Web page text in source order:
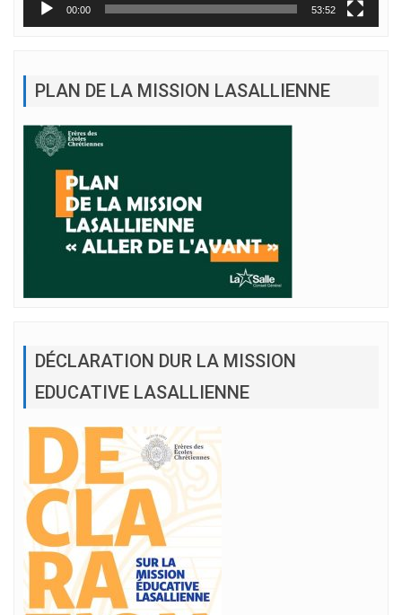
00:00 53:52
PLAN DE LA MISSION LASALLIENNE
DÉCLARATION DUR LA MISSION
EDUCATIVE LASALLIENNE